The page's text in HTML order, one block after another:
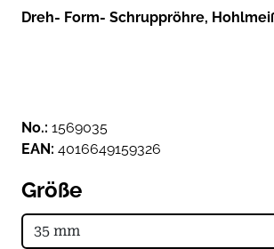
Dreh- Form- Schruppröhre,
No.: 1569035
EAN: 4016649159326
Größe